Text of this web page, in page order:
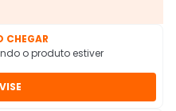
CHEGAR
o produto estiver